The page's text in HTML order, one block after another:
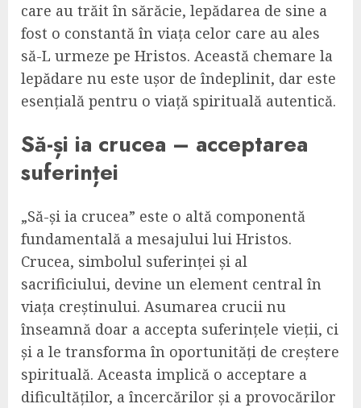
care au trăit în sărăcie, lepădarea de sine a
fost o constantă în viața celor care au ales
să-L urmeze pe Hristos. Această chemare la
lepădare nu este ușor de îndeplinit, dar este
esențială pentru o viață spirituală autentică.
Să-și ia crucea – acceptarea
suferinței
„Să-și ia crucea” este o altă componentă
fundamentală a mesajului lui Hristos.
Crucea, simbolul suferinței și al
sacrificiului, devine un element central în
viața creștinului. Asumarea crucii nu
înseamnă doar a accepta suferințele vieții, ci
și a le transforma în oportunități de creștere
spirituală. Aceasta implică o acceptare a
dificultăților, a încercărilor și a provocărilor